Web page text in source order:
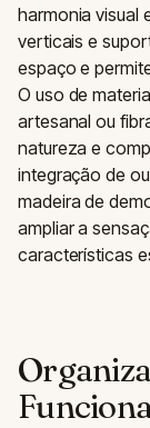
harmonia visual
verticais e
espaço e
O uso de
artesanal ou
natureza e
integração de
madeira de
ampliar a
características